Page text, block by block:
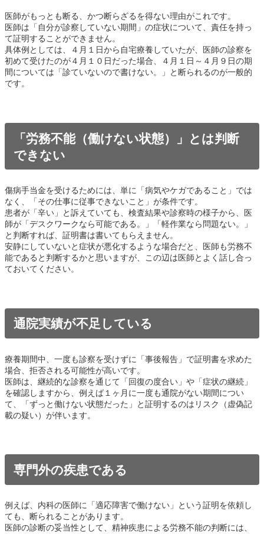
医師がもっとも断る、かつ断らざるを得ない理由がこれです。
医師は「自分が診察していない期間」の症状について、責任を持っ
て証明することができません。
具体例としては、４月１日から自宅療養していたが、医師の診察を
初めて受けたのが４月１０日だった場合、４月１日～４月９日の期
間については「診ていないので書けない。」と断られるのが一般的
です。
「労務不能（働けない状態）」とは判断
できない
傷病手当金を受けるためには、単に「病気やケガであること」では
なく、「その仕事に従事できないこと」が条件です。
患者が「辛い」と訴えていても、検査結果や診察時の様子から、医
師が「デスクワークなら可能である。」「軽作業なら問題ない。」
と判断すれば、証明書は書いてもらえません。
安静にしていないと症状が悪化するような場合だと、医師も労務不
能であると判断するかと思いますが、この辺は医師とよく話し合っ
ておいてください。
通院実績が不足している
療養期間中、一度も診察を受けずに「事後報告」で証明書を求めた
場合、拒否される可能性が高いです。
医師は、継続的な診察を通じて「回復の度合い」や「症状の継続」
を確認しますから、例えば１ヶ月に一度も通院がない期間につい
て、「ずっと働けない状態だった」と証明するのはリスク（虚偽記
載の疑い）が伴います。
専門外の疾患である
例えば、内科の医師に「適応障害で働けない」という証明を依頼し
ても、断られることがあります。
医師の診断の妥当性として、精神疾患による労務不能の判断には、